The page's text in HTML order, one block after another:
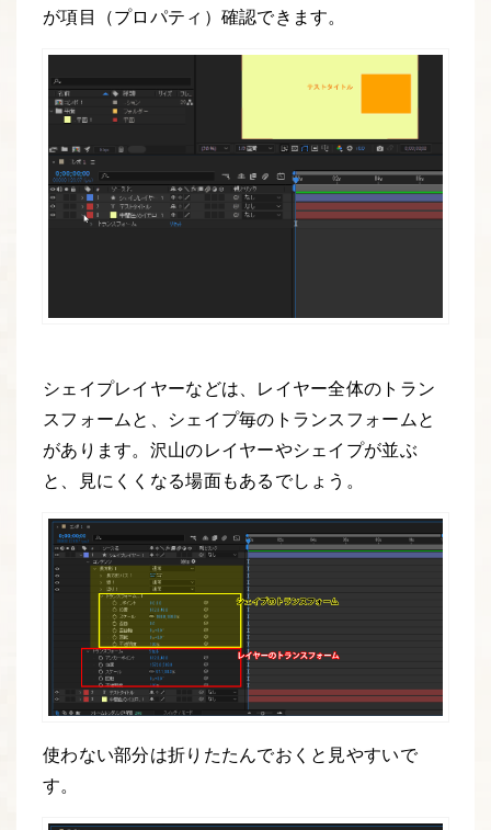
が項目（プロパティ）確認できます。
シェイプレイヤーなどは、レイヤー全体のトラン
スフォームと、シェイプ毎のトランスフォームと
があります。沢山のレイヤーやシェイプが並ぶ
と、見にくくなる場面もあるでしょう。
使わない部分は折りたたんでおくと見やすいで
す。